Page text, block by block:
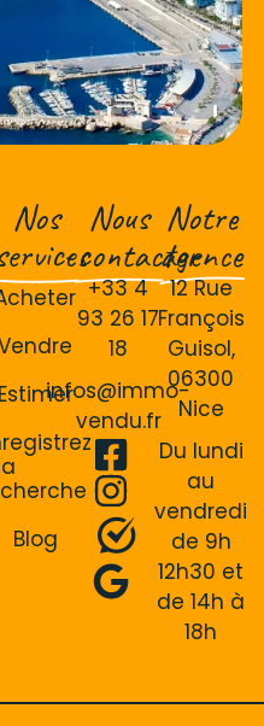
Nos
Estimer
Blog
Nous
contacter
+33 4
93 26 17
18
infos@immo-
vendu.fr
Notre
agence
12 Rue
François
Guisol,
06300
Nice
Du lundi
au
vendredi
de 9h
12h30 et
de 14h à
18h